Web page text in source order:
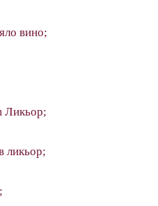
вино;
Ликьор;
ликьор;